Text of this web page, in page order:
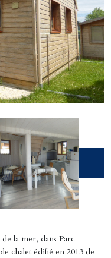
la mer, dans Parc
chalet édifié en 2013 de